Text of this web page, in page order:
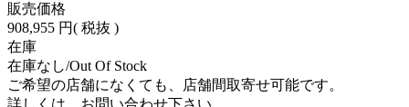
販売価格
908,955 円( 税抜 )
在庫
在庫なし/Out Of Stock
ご希望の店舗になくても、店舗間取寄せ可能です。
詳しくは、お問い合わせ下さい。